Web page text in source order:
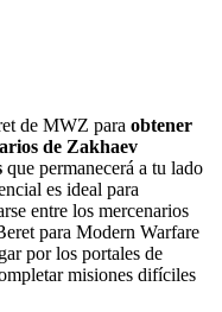
de MWZ para obtener
de Zakhaev
que permanecerá a tu lado
es ideal para
entre los mercenarios
para Modern Warfare
por los portales de
misiones difíciles